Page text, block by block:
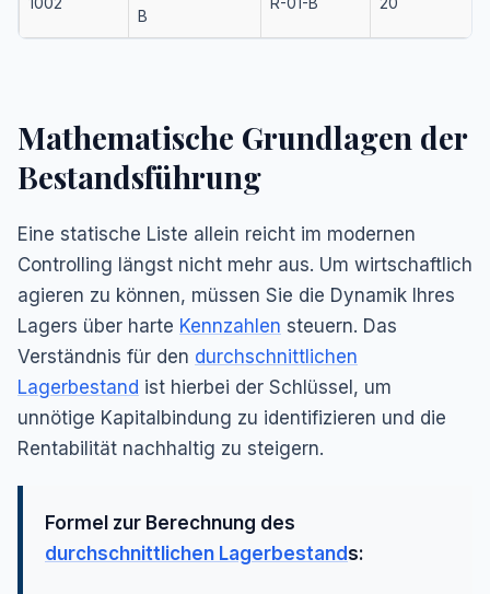
B
Mathematische Grundlagen der
Bestandsführung
Eine statische Liste allein reicht im modernen
Controlling längst nicht mehr aus. Um wirtschaftlich
agieren zu können, müssen Sie die Dynamik Ihres
Lagers über harte Kennzahlen steuern. Das
Verständnis für den durchschnittlichen
Lagerbestand ist hierbei der Schlüssel, um
unnötige Kapitalbindung zu identifizieren und die
Rentabilität nachhaltig zu steigern.
Formel zur Berechnung des
durchschnittlichen Lagerbestands: